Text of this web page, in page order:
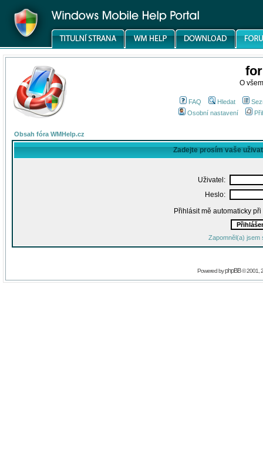
O
FAQ Hledat
Osobní nastavení
Obsah fóra WMHelp.cz
Zadejte prosím vaše
Uživatel:
Heslo:
Přihlásit mě automaticky
Zapomněl(a) jsem
Powered byphpBB© 2001,